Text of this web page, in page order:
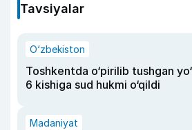
Tavsiyalar
O‘zbekiston
Toshkentda o‘pirilib tushgan
6 kishiga sud hukmi o‘qildi
Madaniyat